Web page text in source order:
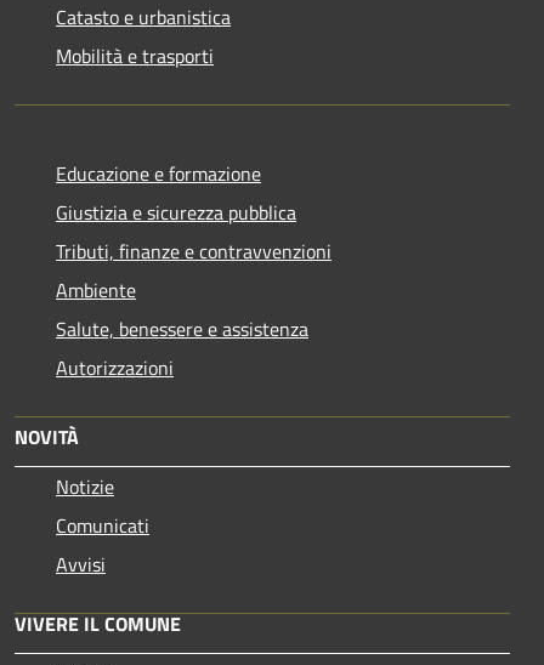
Catasto e urbanistica
Mobilità e trasporti
Educazione e formazione
Giustizia e sicurezza pubblica
Tributi, finanze e contravvenzioni
Ambiente
Salute, benessere e assistenza
Autorizzazioni
NOVITÀ
Notizie
Comunicati
Avvisi
VIVERE IL COMUNE